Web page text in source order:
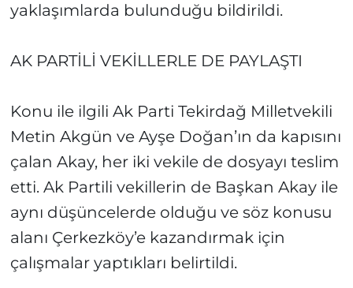
yaklaşımlarda bulunduğu bildirildi.
AK PARTİLİ VEKİLLERLE DE PAYLAŞTI
Konu ile ilgili Ak Parti Tekirdağ Milletvekili
Metin Akgün ve Ayşe Doğan’ın da kapısını
çalan Akay, her iki vekile de dosyayı teslim
etti. Ak Partili vekillerin de Başkan Akay ile
aynı düşüncelerde olduğu ve söz konusu
alanı Çerkezköy’e kazandırmak için
çalışmalar yaptıkları belirtildi.